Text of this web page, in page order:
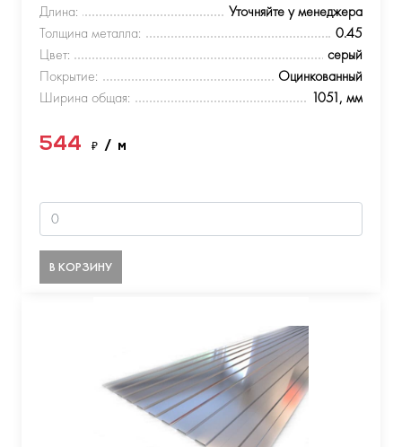
Длина:
Уточняйте у менеджера
Толщина металла:
0.45
Цвет:
серый
Покрытие:
Оцинкованный
Ширина общая:
1051, мм
544 ₽ / м
В КОРЗИНУ